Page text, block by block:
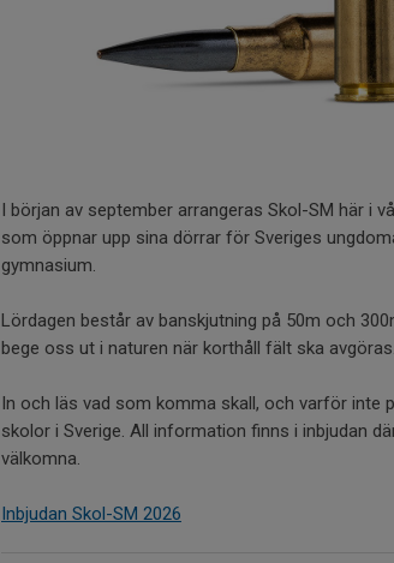
I början av september arrangeras Skol-SM här i
som öppnar upp sina dörrar för Sveriges
gymnasium.
Lördagen består av banskjutning på 50m och
bege oss ut i naturen när korthåll fält ska avgöras.
In och läs vad som komma skall, och varför inte
skolor i Sverige. All information finns i inbjudan
välkomna.
Inbjudan Skol-SM 2026